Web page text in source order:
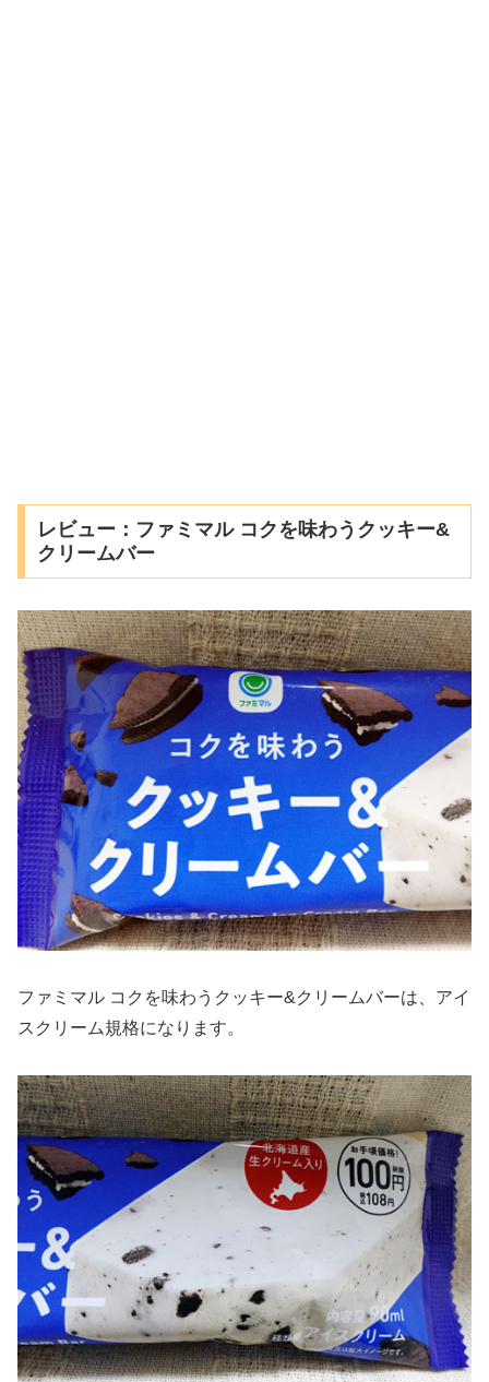
レビュー：ファミマル コクを味わうクッキー&
クリームバー
ファミマル コクを味わうクッキー&クリームバーは、アイ
スクリーム規格になります。